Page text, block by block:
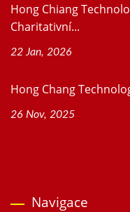
Hong Chiang
Charitativní...
22 Jan, 2026
Hong Chang
26 Nov, 2025
Navigace